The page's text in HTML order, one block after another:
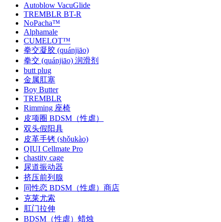
Autoblow VacuGlide
TREMBLR BT-R
NoPacha™
Alphamale
CUMELOT™
拳交凝胶 (quánjiāo)
拳交 (quánjiāo) 润滑剂
butt plug
金属肛塞
Boy Butter
TREMBLR
Rimming 座椅
皮项圈 BDSM（性虐）
双头假阳具
皮革手铐 (shǒukào)
QIUI Cellmate Pro
chastity cage
尿道振动器
挤压前列腺
同性恋 BDSM（性虐）商店
克莱尤索
肛门拉伸
BDSM（性虐）蜡烛